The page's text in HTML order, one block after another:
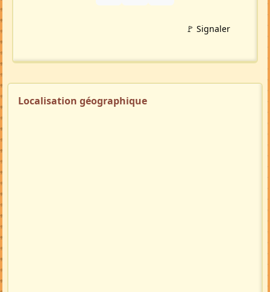
🚩 Signaler
Localisation géographique